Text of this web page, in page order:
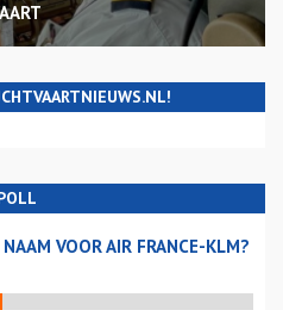
VOOR AIR FRANCE-KLM?